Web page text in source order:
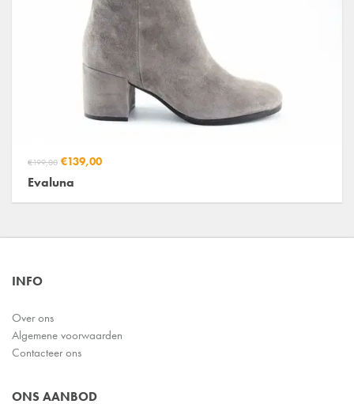
€199,00 €139,00
Evaluna
INFO
Over ons
Algemene voorwaarden
Contacteer ons
ONS AANBOD